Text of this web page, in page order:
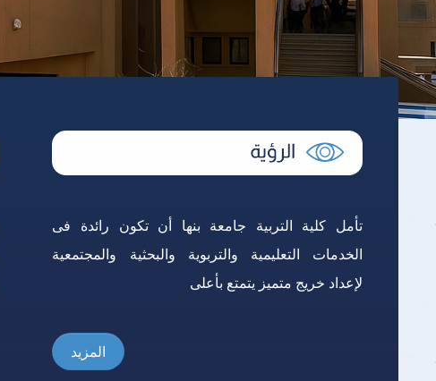
تأمل كلية التربية جامعة بنها أن تكون رائدة فى
الخدمات التعليمية والتربوية والبحثية والمجتمعية
لإعداد خريج متميز يتمتع بأعلى
المزيد